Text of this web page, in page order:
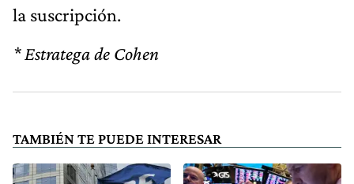
la suscripción.
‍* Estratega de Cohen
TAMBIÉN TE PUEDE INTERESAR